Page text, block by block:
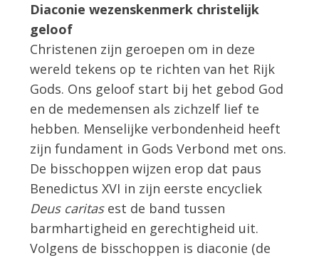
Diaconie wezenskenmerk christelijk
geloof
Christenen zijn geroepen om in deze
wereld tekens op te richten van het Rijk
Gods. Ons geloof start bij het gebod God
en de medemensen als zichzelf lief te
hebben. Menselijke verbondenheid heeft
zijn fundament in Gods Verbond met ons.
De bisschoppen wijzen erop dat paus
Benedictus XVI in zijn eerste encycliek
Deus caritasest de band tussen
barmhartigheid en gerechtigheid uit.
Volgens de bisschoppen is diaconie (de